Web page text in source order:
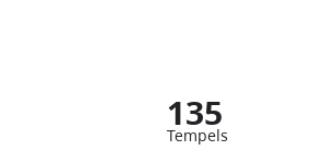
135
Tempels